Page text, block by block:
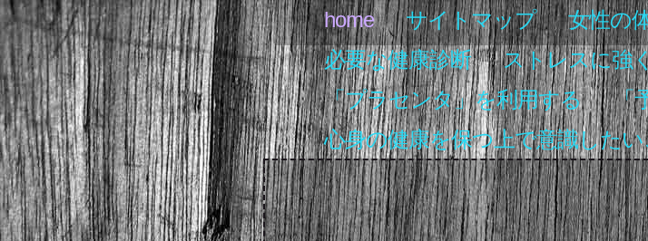
home サイトマップ
女性の
必要な健康診断
ストレスに強
「プラセンタ」を利用する
「
心身の健康を保つ上で意識した